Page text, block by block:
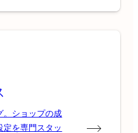
。ショップの成
定を専門スタッ